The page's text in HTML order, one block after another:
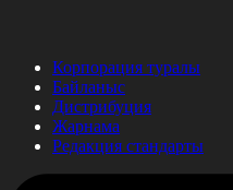
Корпорация туралы
Байланыс
Дистрибуция
Жарнама
Редакция стандарты